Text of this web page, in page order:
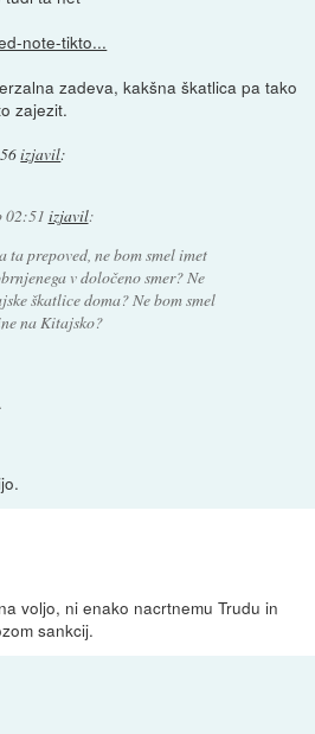
note-tikto...
zadeva, kakšna škatlica pa tako
zajezit.
izjavil:
02:51 izjavil:
ta prepoved, ne bom smel imet
v določeno smer? Ne
škatlice doma? Ne bom smel
na Kitajsko?
voljo, ni enako nacrtnemu Trudu in
sankcij.